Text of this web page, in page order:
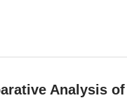
Analysis